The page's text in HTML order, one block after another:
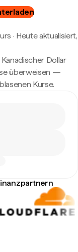
· Heute aktualisiert,
Dollar
überweisen —
Kurse.